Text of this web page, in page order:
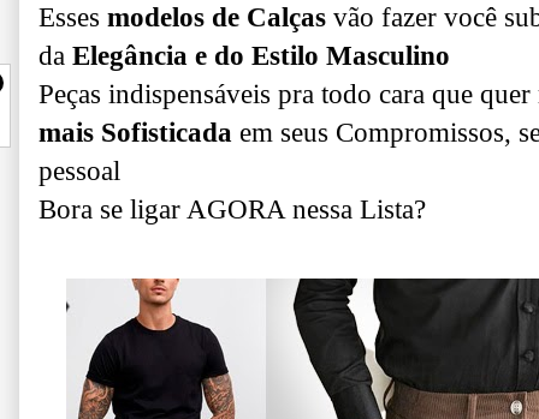
Esses modelos de Calças vão fazer você
da Elegância e do Estilo Masculino
Peças indispensáveis pra todo cara que
mais Sofisticada em seus Compromissos,
pessoal
Bora se ligar AGORA nessa Lista?